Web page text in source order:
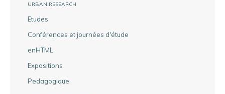
URBAN RESEARCH
Etudes
Conférences et journées d'étude
enHTML
Expositions
Pedagogique